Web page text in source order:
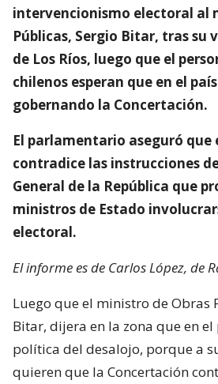
intervencionismo electoral al
Públicas, Sergio Bitar, tras su
de Los Ríos, luego que el
chilenos esperan que en el
gobernando la Concertación.
El parlamentario aseguró
contradice las instrucciones
General de la República que
ministros de Estado
electoral.
El informe es de Carlos López, de
Luego que el ministro de Obras
Bitar, dijera en la zona que en
política del desalojo, porque a
quieren que la Concertación